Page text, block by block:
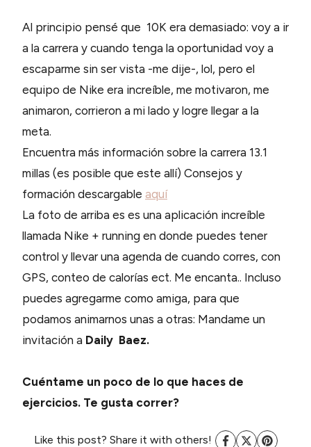
Al principio pensé que 10K era demasiado: voy a ir
a la carrera y cuando tenga la oportunidad voy a
escaparme sin ser vista -me dije-, lol, pero el
equipo de Nike era increíble, me motivaron, me
animaron, corrieron a mi lado y logre llegar a la
meta.
Encuentra más información sobre la carrera 13.1
millas (es posible que este allí) Consejos y
formación descargable aquí
La foto de arriba es es una aplicación increíble
llamada Nike + running en donde puedes tener
control y llevar una agenda de cuando corres, con
GPS, conteo de calorías ect. Me encanta.. Incluso
puedes agregarme como amiga, para que
podamos animarnos unas a otras: Mandame un
invitación a Daily Baez.
Cuéntame un poco de lo que haces de
ejercicios. Te gusta correr?
Like this post? Share it with others!